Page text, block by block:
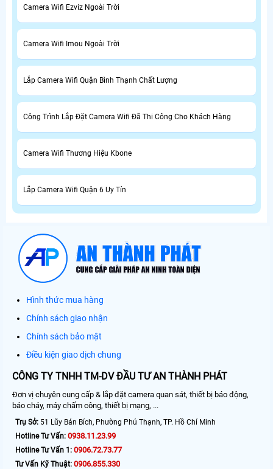
Camera Wifi Ezviz Ngoài Trời
Camera Wifi Imou Ngoài Trời
Lắp Camera Wifi Quận Bình Thạnh Chất Lượng
Công Trình Lắp Đặt Camera Wifi Đã Thi Công Cho Khách Hàng
Camera Wifi Thương Hiệu Kbone
Lắp Camera Wifi Quận 6 Uy Tín
Hình thức mua hàng
Chính sách giao nhận
Chính sách bảo mật
Điều kiện giao dịch chung
CÔNG TY TNHH TM-DV ĐẦU TƯ AN THÀNH PHÁT
Đơn vị chuyên cung cấp & lắp đặt camera quan sát, thiết bị báo động,
báo cháy, máy chấm công, thiết bị mạng, ...
Trụ Sở: 51 Lũy Bán Bích, Phường Phú Thạnh, TP. Hồ Chí Minh
Hotline Tư Vấn: 0938.11.23.99
Hotline Tư Vấn 1: 0906.72.73.77
Tư Vấn Kỹ Thuật: 0906.855.330